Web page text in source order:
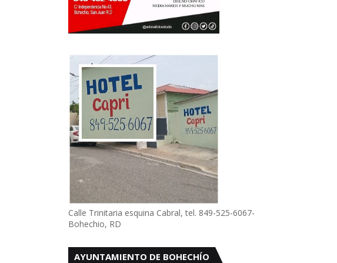
Calle Trinitaria esquina Cabral, tel. 849-525-6067-
Bohechio, RD
AYUNTAMIENTO DE BOHECHÍO